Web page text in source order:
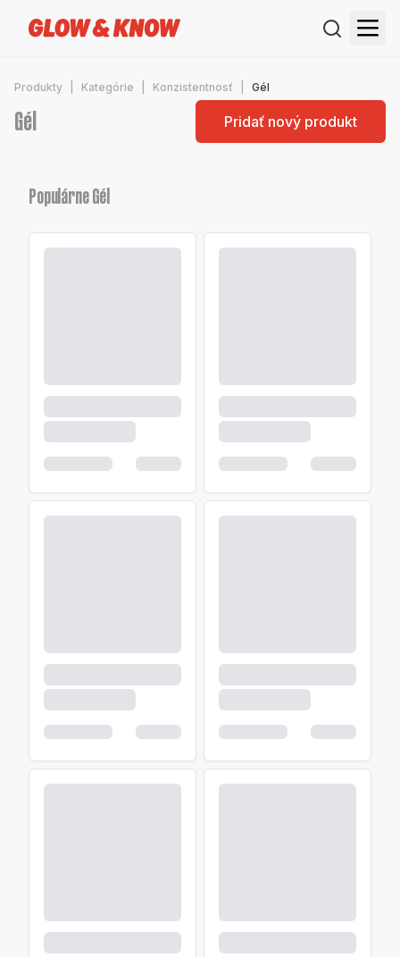
Produkty Kategórie Konzistentnosť Gél
Gél Pridať nový produkt
Populárne Gél